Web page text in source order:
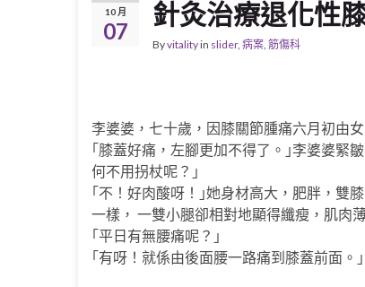
10 月
07
針灸治療退化性
Byvitalityin slider, 病案, 筋傷科
李婆婆，七十歲，因膝關節腫痛六月初由
｢膝蓋好痛，左腳更加不得了。｣李婆婆緊
何不用拐杖呢？｣
｢不！好肉酸呀！｣她身材高大，肥胖，雙
一樣， 一雙小腿卻相對地顯得纖瘦，肌肉
｢平日有無腰痛呢？｣
｢有呀！就係由後面腰一路痛到膝蓋前面。｣